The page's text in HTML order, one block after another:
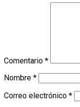
Comentario *
Nombre *
Correo electrónico *